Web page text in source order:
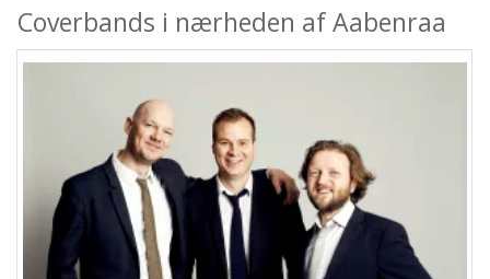
Coverbands i nærheden af Aabenraa